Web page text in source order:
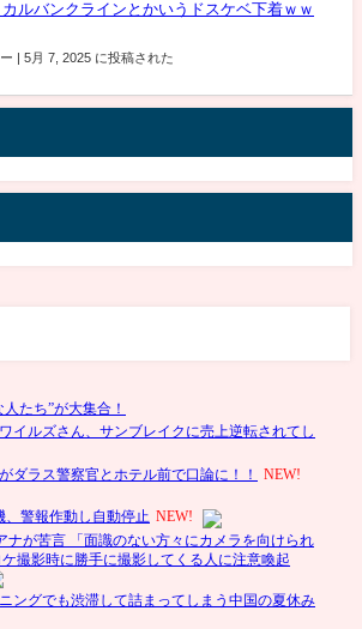
カルバンクラインとかいうドスケベ下着ｗｗ
| 5月 7, 2025 に投稿された